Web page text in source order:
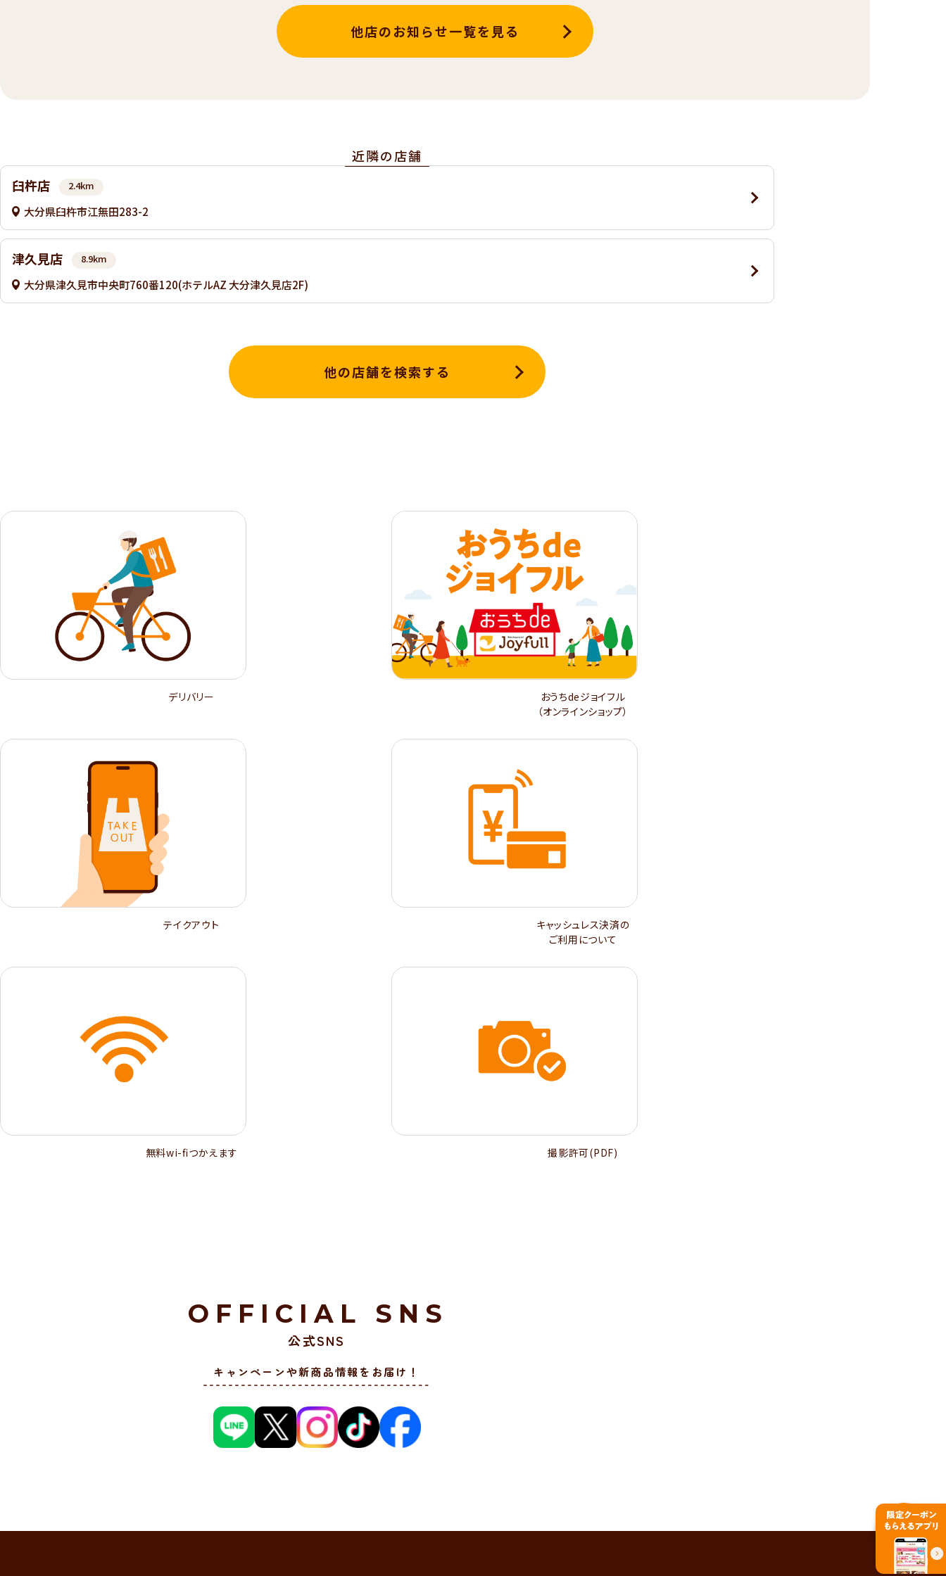
他店のお知らせ一覧を見る
近隣の店舗
臼杵店
2.4km
大分県臼杵市江無田283-2
津久見店 8.9km
大分県津久見市中央町760番120(ホテルAZ 大分津久見店2F)
他の店舗を検索する
デリバリー
おうちdeジョイフル
（オンラインショップ）
テイクアウト
キャッシュレス決済の
ご利用について
無料wi-ﬁつかえます 撮影許可(PDF)
OFFICIAL SNS
公式SNS
キャンペーンや新商品情報をお届け！
PAGE TOP